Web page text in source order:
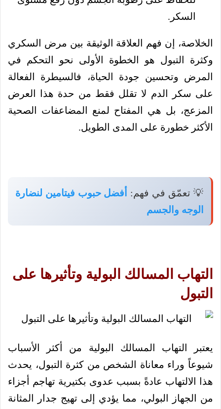
السكر.
الخلاصة، إن فهم العلاقة الوثيقة بين مرض السكري
وكثرة التبول هو الخطوة الأولى نحو التحكم في
المرض وتحسين جودة الحياة، فالسيطرة الفعالة
على سكر الدم لا تقلل فقط من حدة هذا العرض
المزعج، بل هي المفتاح لمنع المضاعفات الصحية
الأكثر خطورة على المدى الطويل.
💡 تعمّق في فهم:
أفضل حبوب فيتامين لنضارة
الوجه والجسم
التهاب المسالك البولية وتأثيرها على
التبول
يعتبر التهاب المسالك البولية من أكثر الأسباب
شيوعاً وراء معاناة الشخص من كثرة التبول، يحدث
هذا الالتهاب عادةً بسبب عدوى بكتيرية تهاجم أجزاء
من الجهاز البولي، مما يؤدي إلى تهيج جدار المثانة